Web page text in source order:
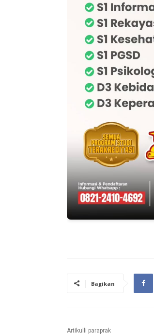
Bagikan
Artikulli paraprak